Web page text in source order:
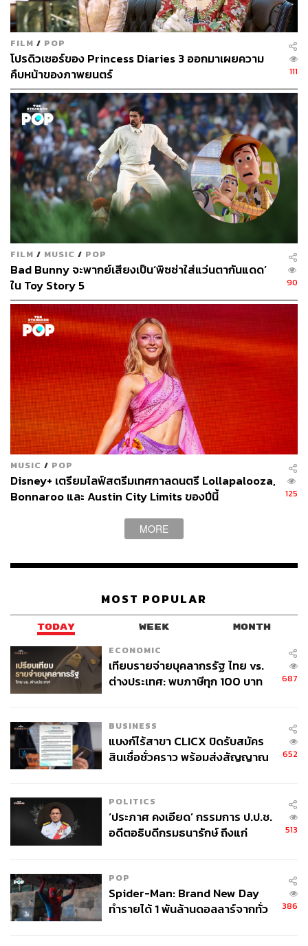
1.9K
ABOUT THE AUTHOR
ใยรัก ชุติอังกูร
นักเขียนผู้ชอบถ่ายทอดเรื่องราวผ่านตัวอักษร
หลงใหลในภาษา วัฒนธรรม และการติ่ง
FILM / POP
โปรดิวเซอร์ของ Princess Diaries 3 ออกมาเผยความ
คืบหน้าของภาพยนตร์
111
FILM / MUSIC / POP
Bad Bunny จะพากย์เสียงเป็น‘พิซซ่าใส่แว่นตากันแดด’
ใน Toy Story 5
90
MUSIC / POP
Disney+ เตรียมไลฟ์สตรีมเทศกาลดนตรี Lollapalooza,
Bonnaroo และ Austin City Limits ของปีนี้
125
MORE
MOST POPULAR
TODAY WEEK MONTH
ECONOMIC
เทียบรายจ่ายบุคลากรรัฐ ไทย vs.
ต่างประเทศ: พบภาษีทุก 100 บาท
687
BUSINESS
แบงก์ไร้สาขา CLICX ปิดรับสมัคร
สินเชื่อชั่วคราว พร้อมส่งสัญญาณ
652
POLITICS
‘ประภาศ คงเอียด’ กรรมการ ป.ป.ช.
อดีตอธิบดีกรมธนารักษ์ ถึงแก่
513
POP
Spider-Man: Brand New Day
ทำรายได้ 1 พันล้านดอลลาร์จากทั่ว
386